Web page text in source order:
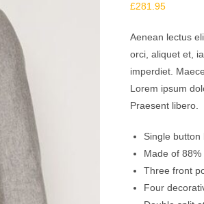
£281.95
Aenean lectus
orci, aliquet et,
imperdiet.
Lorem ipsum
Praesent libero.
Single button
Made of 88%
Three front
Four